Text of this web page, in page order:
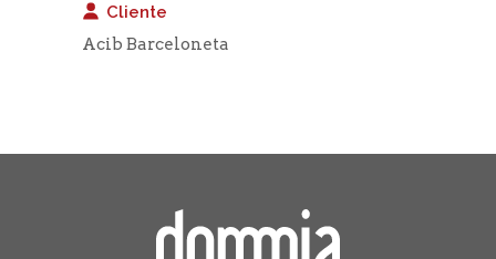
Cliente
Acib Barceloneta